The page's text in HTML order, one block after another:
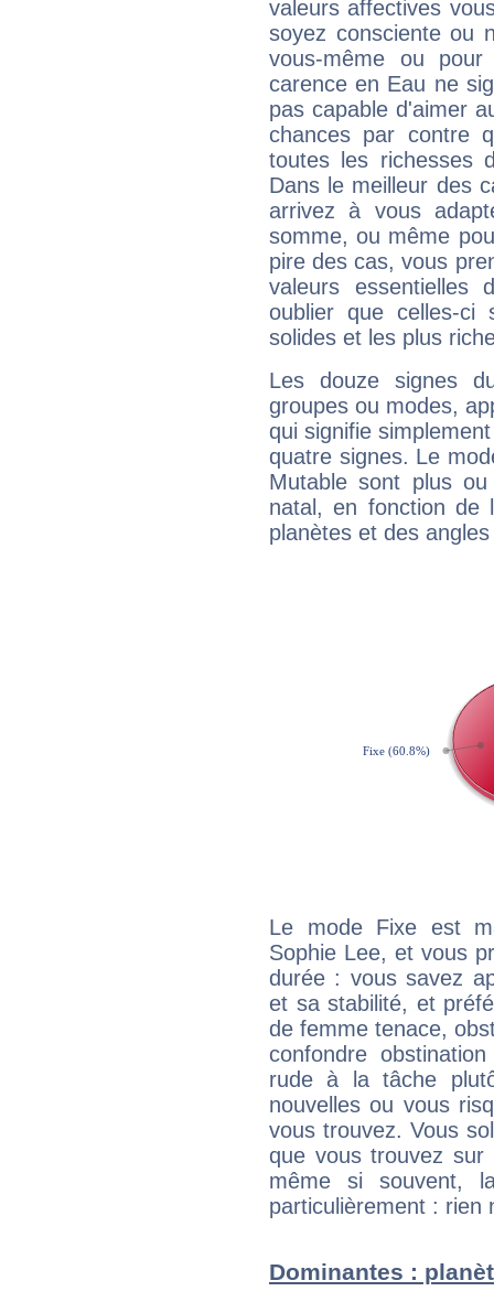
valeurs affectives
soyez consciente ou
vous-même ou
carence en Eau ne
pas capable d'aimer
chances par contre
toutes les richesses
Dans le meilleur des
arrivez à vous
somme, ou même
pire des cas, vous
valeurs
oublier que celles-
solides et les plus
Les douze signes
groupes ou modes,
qui signifie
quatre signes. Le
Mutable sont plus
natal, en fonction de
planètes et des
Le mode Fixe est
Sophie Lee, et vous
durée : vous savez
et sa stabilité, et
de femme tenace,
confondre
rude à la tâche
nouvelles ou vous
vous trouvez. Vous
que vous trouvez
même si souvent,
particulièrement : rien
Dominantes :